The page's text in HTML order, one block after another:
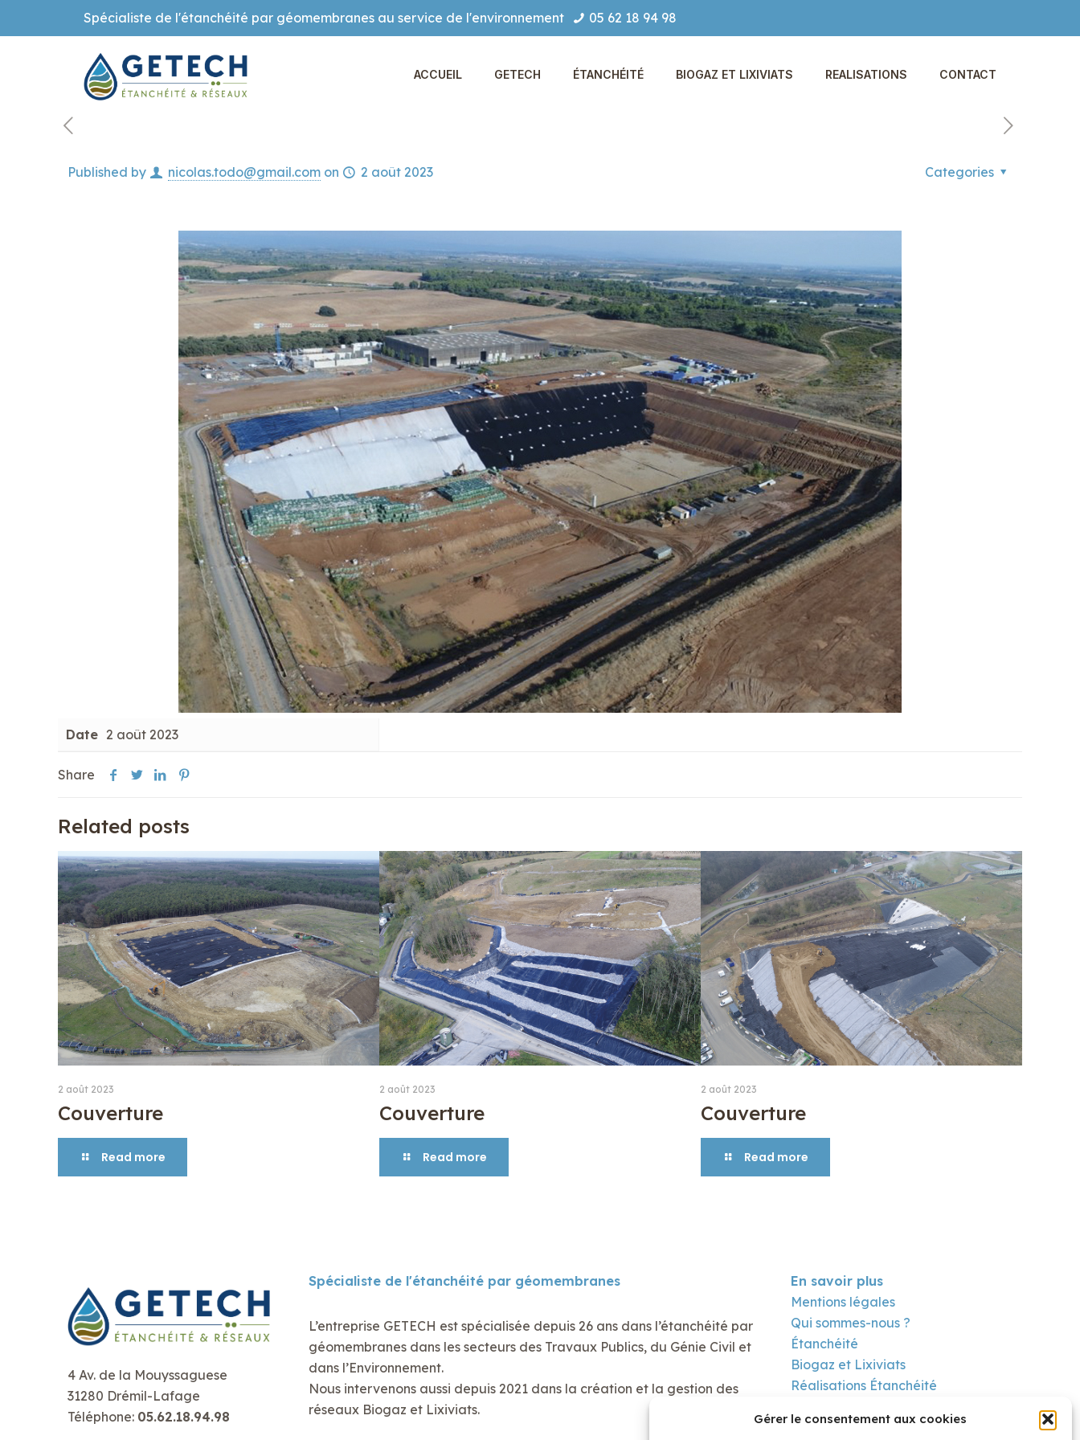
Gérer le consentement aux cookies
Spécialiste de l'étanchéité par géomembranes au service de l'environnement 05 62 18 94 98
ACCUEIL GETECH ÉTANCHÉITÉ BIOGAZ ET LIXIVIATS REALISATIONS CONTACT
Published by nicolas.todo@gmail.com on 2 août 2023 Categories
Date 2 août 2023
Share
Related posts
2 août 2023
Couverture
Read more
2 août 2023
Couverture
Read more
2 août 2023
Couverture
Read more
4 Av. de la Mouyssaguese
31280 Drémil-Lafage
Téléphone: 05.62.18.94.98
Spécialiste de l'étanchéité par géomembranes
L’entreprise GETECH est spécialisée depuis 26 ans dans l’étanchéité par
géomembranes dans les secteurs des Travaux Publics, du Génie Civil et
dans l’Environnement.
Nous intervenons aussi depuis 2021 dans la création et la gestion des
réseaux Biogaz et Lixiviats.
En savoir plus
Mentions légales
Qui sommes-nous ?
Étanchéité
Biogaz et Lixiviats
Réalisations Étanchéité
Contact